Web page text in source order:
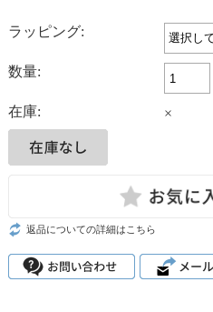
ラッピング:
数量:
在庫: ×
返品についての詳細はこちら